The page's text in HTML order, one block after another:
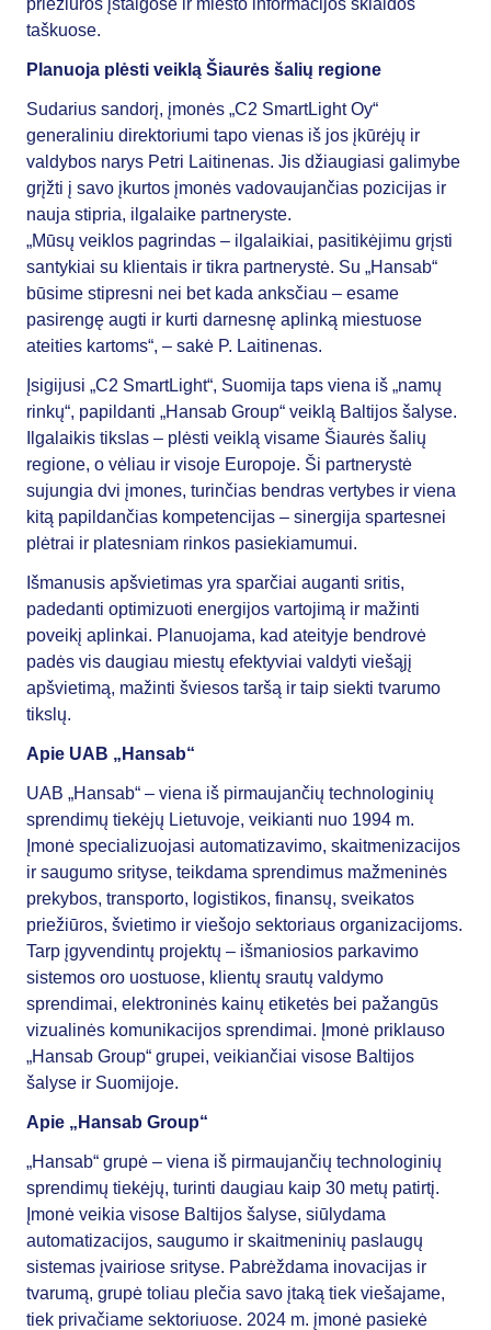
priežiūros įstaigose ir miesto informacijos sklaidos
taškuose.
Planuoja plėsti veiklą Šiaurės šalių regione
Sudarius sandorį, įmonės „C2 SmartLight Oy“
generaliniu direktoriumi tapo vienas iš jos įkūrėjų ir
valdybos narys Petri Laitinenas. Jis džiaugiasi galimybe
grįžti į savo įkurtos įmonės vadovaujančias pozicijas ir
nauja stipria, ilgalaike partneryste.
„Mūsų veiklos pagrindas – ilgalaikiai, pasitikėjimu grįsti
santykiai su klientais ir tikra partnerystė. Su „Hansab“
būsime stipresni nei bet kada anksčiau – esame
pasirengę augti ir kurti darnesnę aplinką miestuose
ateities kartoms“, – sakė P. Laitinenas.
Įsigijusi „C2 SmartLight“, Suomija taps viena iš „namų
rinkų“, papildanti „Hansab Group“ veiklą Baltijos šalyse.
Ilgalaikis tikslas – plėsti veiklą visame Šiaurės šalių
regione, o vėliau ir visoje Europoje. Ši partnerystė
sujungia dvi įmones, turinčias bendras vertybes ir viena
kitą papildančias kompetencijas – sinergija spartesnei
plėtrai ir platesniam rinkos pasiekiamumui.
Išmanusis apšvietimas yra sparčiai auganti sritis,
padedanti optimizuoti energijos vartojimą ir mažinti
poveikį aplinkai. Planuojama, kad ateityje bendrovė
padės vis daugiau miestų efektyviai valdyti viešąjį
apšvietimą, mažinti šviesos taršą ir taip siekti tvarumo
tikslų.
Apie UAB „Hansab“
UAB „Hansab“ – viena iš pirmaujančių technologinių
sprendimų tiekėjų Lietuvoje, veikianti nuo 1994 m.
Įmonė specializuojasi automatizavimo, skaitmenizacijos
ir saugumo srityse, teikdama sprendimus mažmeninės
prekybos, transporto, logistikos, finansų, sveikatos
priežiūros, švietimo ir viešojo sektoriaus organizacijoms.
Tarp įgyvendintų projektų – išmaniosios parkavimo
sistemos oro uostuose, klientų srautų valdymo
sprendimai, elektroninės kainų etiketės bei pažangūs
vizualinės komunikacijos sprendimai. Įmonė priklauso
„Hansab Group“ grupei, veikiančiai visose Baltijos
šalyse ir Suomijoje.
Apie „Hansab Group“
„Hansab“ grupė – viena iš pirmaujančių technologinių
sprendimų tiekėjų, turinti daugiau kaip 30 metų patirtį.
Įmonė veikia visose Baltijos šalyse, siūlydama
automatizacijos, saugumo ir skaitmeninių paslaugų
sistemas įvairiose srityse. Pabrėždama inovacijas ir
tvarumą, grupė toliau plečia savo įtaką tiek viešajame,
tiek privačiame sektoriuose. 2024 m. įmonė pasiekė